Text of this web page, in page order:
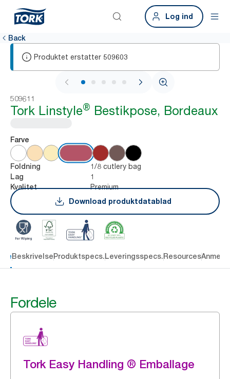
Log ind
Back
Produktet erstatter 509603
1 / 5
509611
Tork Linstyle® Bestikpose, Bordeaux
Farve
Foldning 1/8 cutlery bag
Lag 1
Kvalitet
Premium
Download produktdatablad
BeskrivelseProduktspecs.Leveringsspecs.Resources
Fordele
Tork Easy Handling ® Emballage